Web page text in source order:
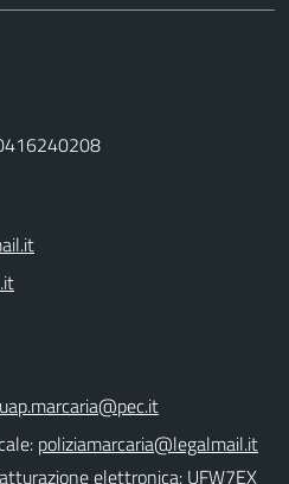
poliziamarcaria@legalmail.it
elettronica: UFW7EX